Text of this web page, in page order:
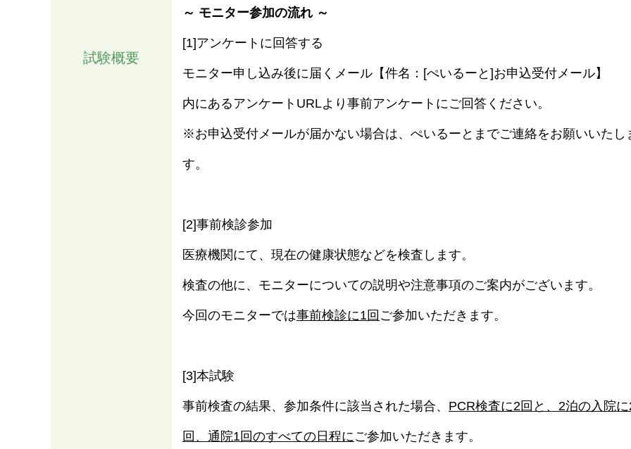
試験概要
～ モニター参加の流れ ～
[1]アンケートに回答する
モニター申し込み後に届くメール【件名：[ぺいるーと]お申込受付メール】
内にあるアンケートURLより事前アンケートにご回答ください。
※お申込受付メールが届かない場合は、ぺいるーとまでご連絡をお願いいたし
す。
[2]事前検診参加
医療機関にて、現在の健康状態などを検査します。
検査の他に、モニターについての説明や注意事項のご案内がございます。
今回のモニターでは事前検診に1回 ご参加いただきます。
[3]本試験
事前検査の結果、参加条件に該当された場合、 PCR検査に2回と、2泊の入院
回、通院1回のすべての日程にご参加いただきます。